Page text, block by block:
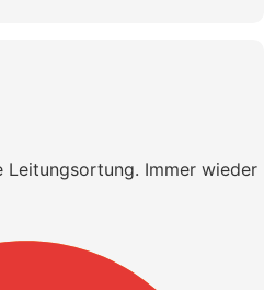
Leitungsortung. Immer wieder